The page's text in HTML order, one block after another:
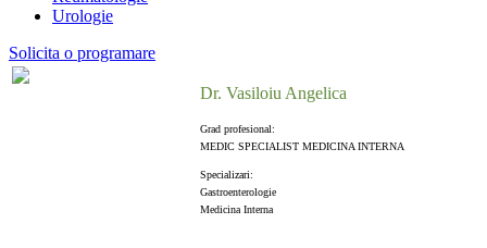
Urologie
Solicita o programare
Dr. Vasiloiu Angelica
Grad profesional:
MEDIC SPECIALIST MEDICINA INTERNA
Specializari:
Gastroenterologie
Medicina Interna